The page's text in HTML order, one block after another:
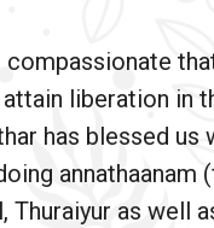
compassionate
liberation in
has blessed us
annathaanam
Thuraiyur as well